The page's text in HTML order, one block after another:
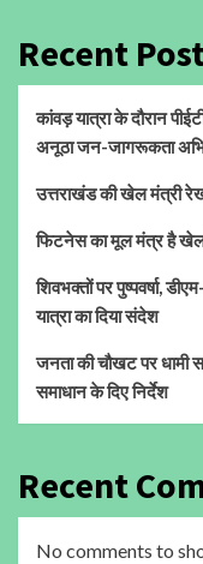
Recent
कांवड़ यात्रा के दौरान
अनूठा जन-जागरूकता
उत्तराखंड की खेल मंत्री
फिटनेस का मूल मंत्र है खेल
शिवभक्तों पर पुष्पवर्षा,
यात्रा का दिया संदेश
जनता की चौखट पर धामी
समाधान के दिए निर्देश
Recent
No comments to